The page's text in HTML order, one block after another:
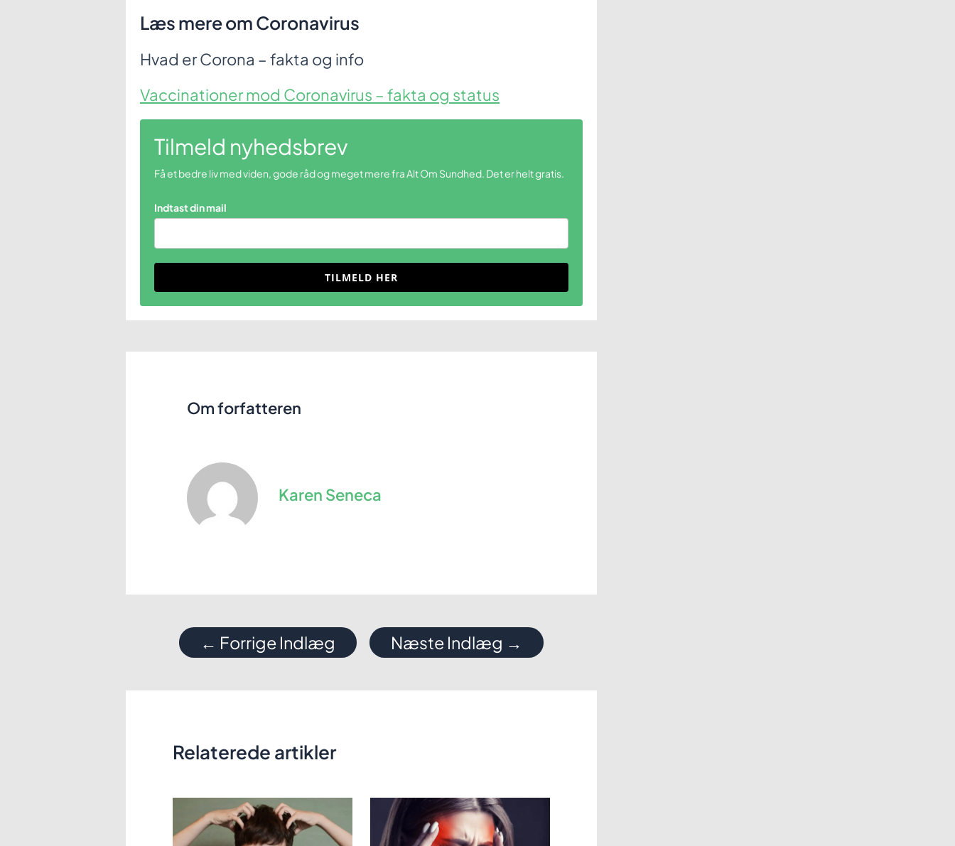
Læs mere om Coronavirus
Hvad er Corona – fakta og info
Vaccinationer mod Coronavirus – fakta og status
Tilmeld nyhedsbrev
Få et bedre liv med viden, gode råd og meget mere fra Alt Om Sundhed. Det er helt gratis.
Indtast din mail
TILMELD HER
Om forfatteren
Karen Seneca
Indlægsnavigation
← Forrige Indlæg Næste Indlæg →
Relaterede artikler